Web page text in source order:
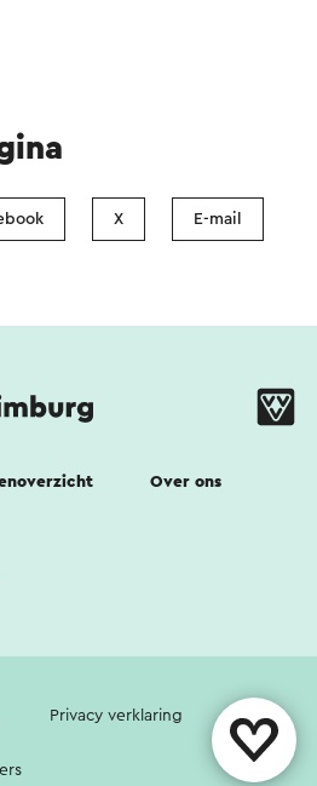
X E-mail
Over ons
Privacy verklaring